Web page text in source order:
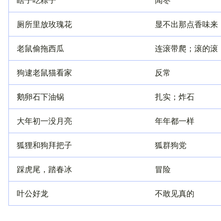
厕所里放玫瑰花 显不出那点香味来
老鼠偷拖西瓜 连滚带爬；滚的滚
狗逮老鼠猫看家 反常
鹅卵石下油锅 扎实；炸石
大年初一没月亮 年年都一样
狐狸和狗拜把子 狐群狗党
踩虎尾，踏春冰 冒险
叶公好龙 不敢见真的